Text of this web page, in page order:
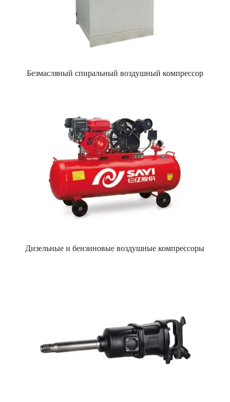
Безмасляный спиральный воздушный компрессор
Дизельные и бензиновые воздушные компрессоры